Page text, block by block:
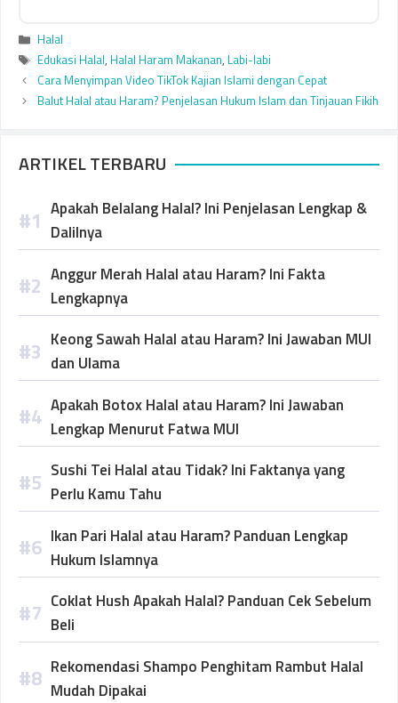
Categories
Halal
Tags
Edukasi Halal, Halal Haram Makanan, Labi-labi
Cara Menyimpan Video TikTok Kajian Islami dengan Cepat
Balut Halal atau Haram? Penjelasan Hukum Islam dan Tinjauan Fikih
ARTIKEL TERBARU
Apakah Belalang Halal? Ini Penjelasan Lengkap &
Dalilnya
Anggur Merah Halal atau Haram? Ini Fakta
Lengkapnya
Keong Sawah Halal atau Haram? Ini Jawaban MUI
dan Ulama
Apakah Botox Halal atau Haram? Ini Jawaban
Lengkap Menurut Fatwa MUI
Sushi Tei Halal atau Tidak? Ini Faktanya yang
Perlu Kamu Tahu
Ikan Pari Halal atau Haram? Panduan Lengkap
Hukum Islamnya
Coklat Hush Apakah Halal? Panduan Cek Sebelum
Beli
Rekomendasi Shampo Penghitam Rambut Halal
Mudah Dipakai